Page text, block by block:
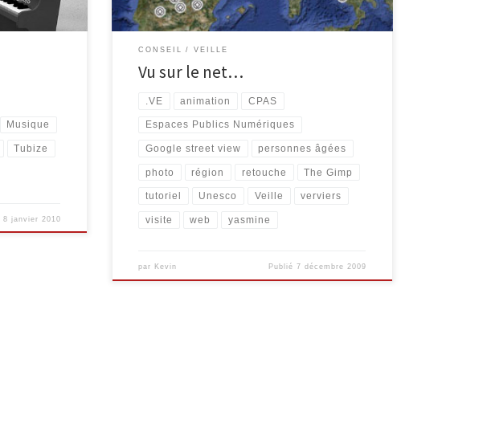
Musique
Tubize
8 janvier 2010
CONSEIL VEILLE
Vu sur le net…
.VE animation CPAS
Espaces Publics Numériques
Google street view personnes âgées
photo région retouche The Gimp
tutoriel Unesco Veille verviers
visite web yasmine
par Kevin Publié 7 décembre 2009